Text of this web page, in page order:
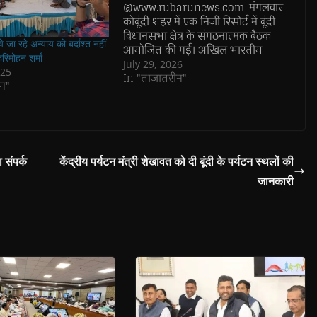
रहे अन्याय को बर्दाश्त नहीं
शर्मा
@www.rubarunews.com-मंगलवार
कोबूंदी शहर में एक निजी रिसोर्ट में बूंदी
विधानसभा क्षेत्र के संगठनात्मक बैठक
आयोजित की गई। अखिल भारतीय
कांग्रेस कमेटी एवं प्रदेश कांग्रेस कमेटी के
निर्देशानुसार यह बैठक संगठन सर्जन
July 29, 2026
In "ताजातरीन"
संपर्क
केंद्रीय पर्यटन मंत्री शेखावत को दी बूंदी के पर्यटन स्थलों की
जानकारी